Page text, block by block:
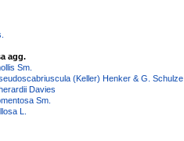
agg.
Sm.
(Keller) Henker & G. Schulze
Davies
Sm.
L.